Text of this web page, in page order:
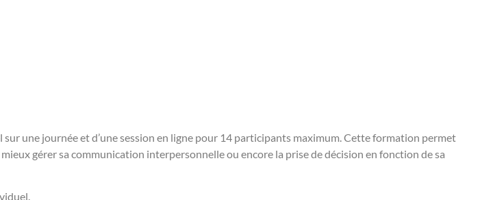
une journée et d’une session en ligne pour 14 participants maximum. Cette formation permet
gérer sa communication interpersonnelle ou encore la prise de décision en fonction de sa